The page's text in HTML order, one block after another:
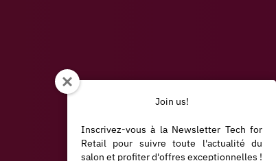
Join us!
Inscrivez-vous à la Newsletter Tech for
Retail pour suivre toute l'actualité du
salon et profiter d'offres exceptionnelles !